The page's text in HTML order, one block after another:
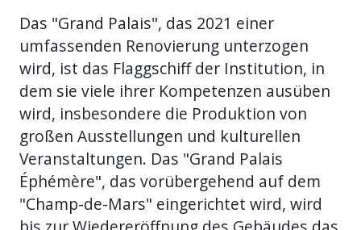
Das "Grand Palais", das 2021 einer
umfassenden Renovierung unterzogen
wird, ist das Flaggschiff der Institution, in
dem sie viele ihrer Kompetenzen ausüben
wird, insbesondere die Produktion von
großen Ausstellungen und kulturellen
Veranstaltungen. Das "Grand Palais
Éphémère", das vorübergehend auf dem
"Champ-de-Mars" eingerichtet wird, wird